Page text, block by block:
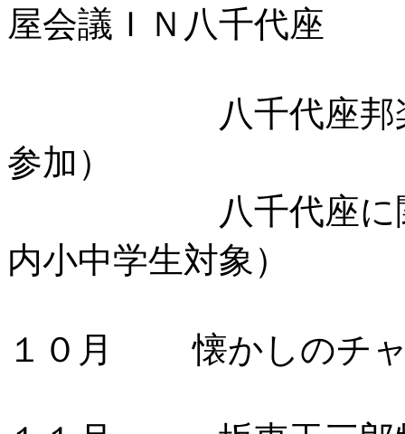
屋会議ＩＮ八千代座
八千代座邦楽コ
参加）
八千代座に関す
内小中学生対象）
１０月 懐かしのチャ